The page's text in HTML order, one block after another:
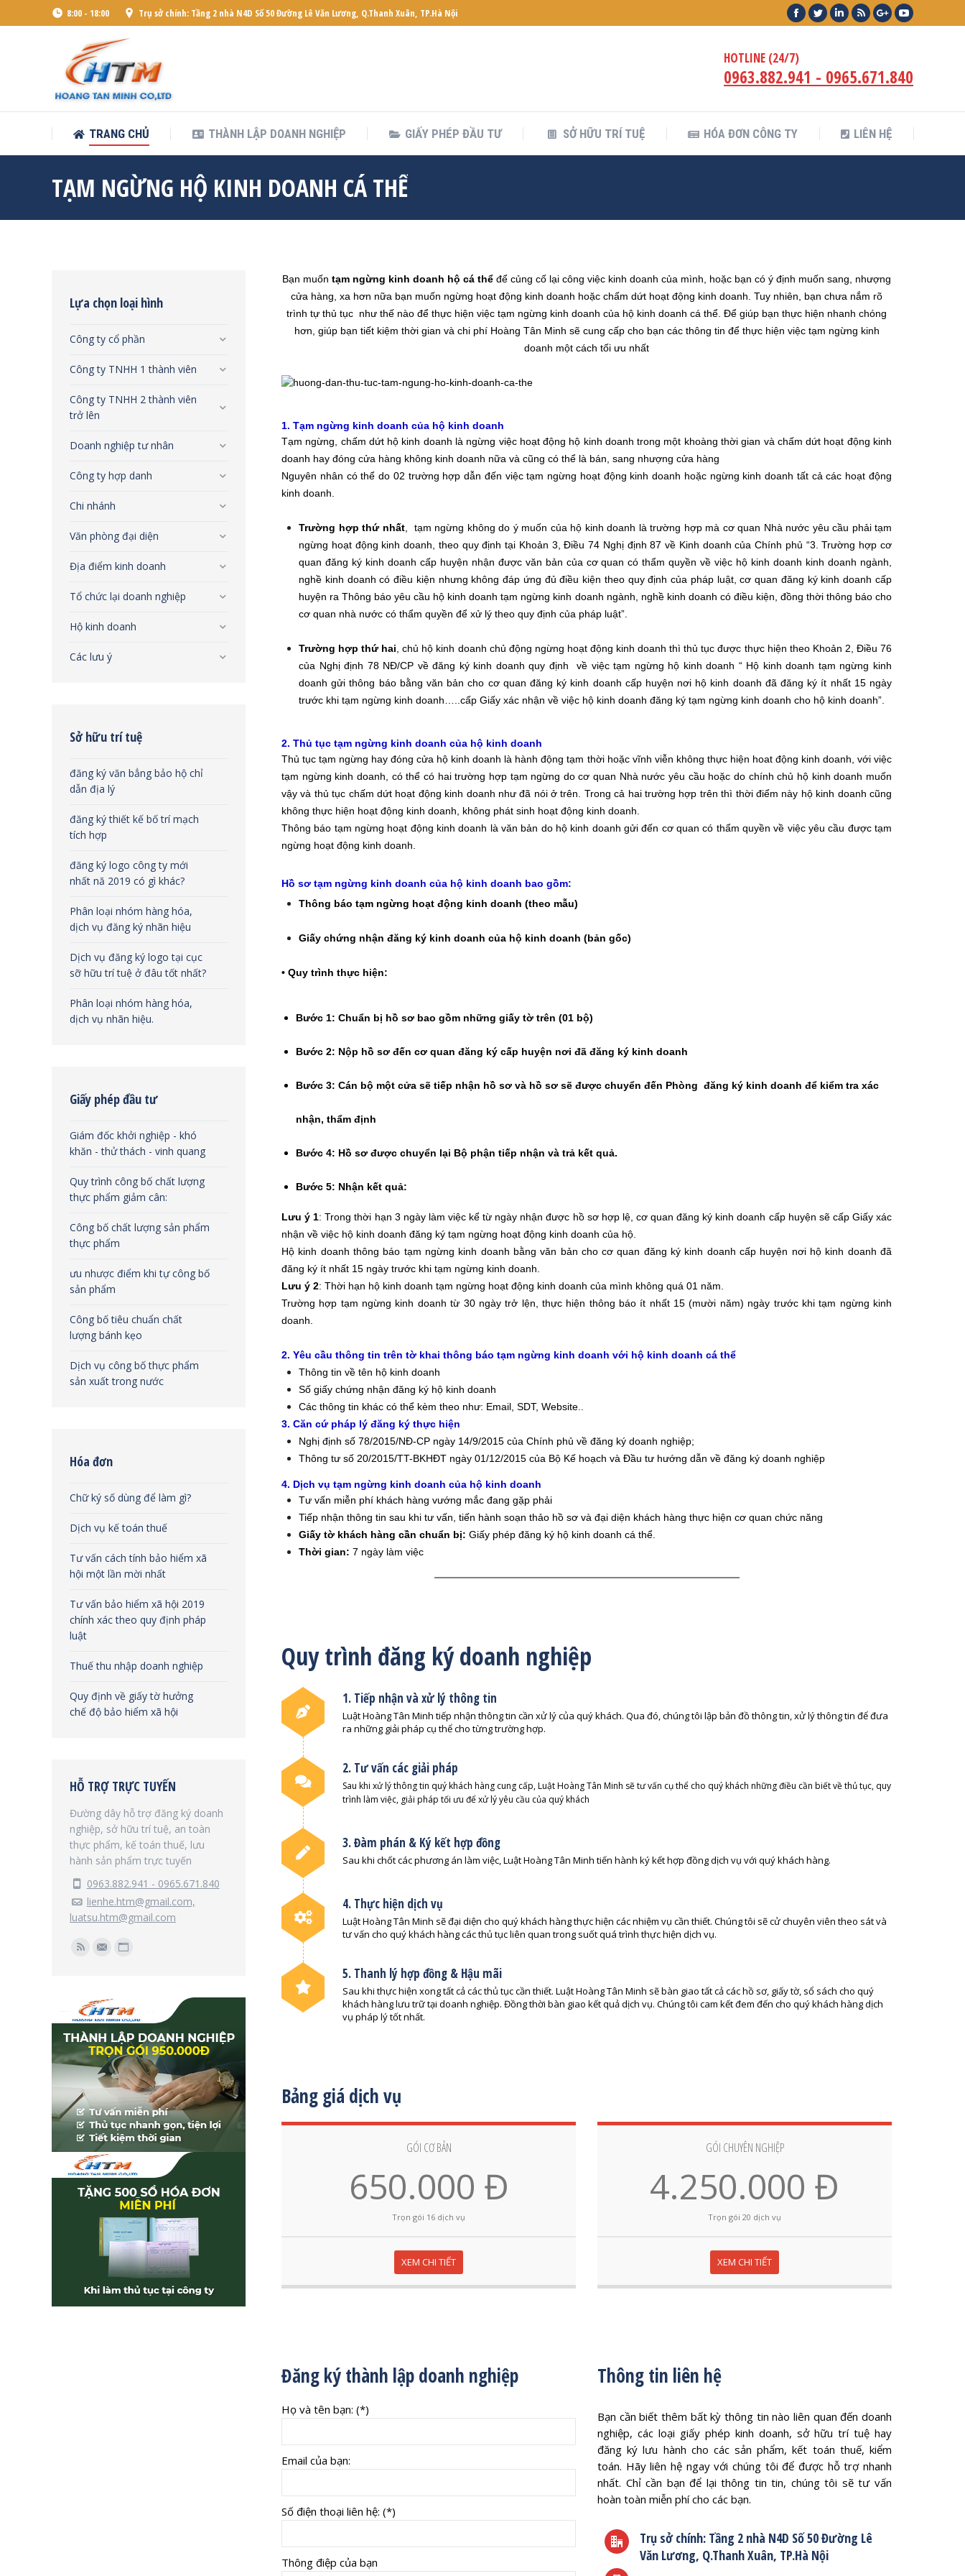
8:00 - 18:00 Trụ sở chính: Tầng 2 nhà N4D Số 50 Đường Lê Văn Lương, Q.Thanh Xuân, TP.Hà Nội Facebook
TwitterLinkedin
Rss Google+YouTube
HOTLINE (24/7)
0963.882.941 - 0965.671.840
TRANG CHỦ THÀNH LẬP DOANH NGHIỆP GIẤY PHÉP ĐẦU TƯ SỞ HỮU TRÍ TUỆ HÓA ĐƠN CÔNG TY LIÊN HỆ
TẠM NGỪNG HỘ KINH DOANH CÁ THỂ
Bạn muốn tạm ngừng kinh doanh hộ cá thể để củng cố lại công việc kinh doanh của mình, hoặc bạn có ý định muốn sang, nhượng
cửa hàng, xa hơn nữa bạn muốn ngừng hoạt động kinh doanh hoặc chấm dứt hoạt động kinh doanh. Tuy nhiên, bạn chưa nắm rõ
trình tự thủ tục như thế nào để thực hiện việc tạm ngừng kinh doanh của hộ kinh doanh cá thể. Để giúp bạn thực hiện nhanh chóng
hơn, giúp bạn tiết kiệm thời gian và chi phí Hoàng Tân Minh sẽ cung cấp cho bạn các thông tin để thực hiện việc tạm ngừng kinh
doanh một cách tối ưu nhất
1. Tạm ngừng kinh doanh của hộ kinh doanh
Tạm ngừng, chấm dứt hộ kinh doanh là ngừng việc hoạt động hộ kinh doanh trong một khoàng thời gian và chấm dứt hoạt động kinh
doanh hay đóng cửa hàng không kinh doanh nữa và cũng có thể là bán, sang nhượng cửa hàng
Nguyên nhân có thể do 02 trường hợp dẫn đến việc tạm ngừng hoạt động kinh doanh hoặc ngừng kinh doanh tất cả các hoạt động
kinh doanh.
Trường hợp thứ nhất, tạm ngừng không do ý muốn của hộ kinh doanh là trường hợp mà cơ quan Nhà nước yêu cầu phải tạm
ngừng hoạt động kinh doanh, theo quy định tại Khoản 3, Điều 74 Nghị định 87 về Kinh doanh của Chính phủ “3. Trường hợp cơ
quan đăng ký kinh doanh cấp huyện nhận được văn bản của cơ quan có thẩm quyền về việc hộ kinh doanh kinh doanh ngành,
nghề kinh doanh có điều kiện nhưng không đáp ứng đủ điều kiện theo quy định của pháp luật, cơ quan đăng ký kinh doanh cấp
huyện ra Thông báo yêu cầu hộ kinh doanh tạm ngừng kinh doanh ngành, nghề kinh doanh có điều kiện, đồng thời thông báo cho
cơ quan nhà nước có thẩm quyền để xử lý theo quy định của pháp luật”.
Trường hợp thứ hai , chủ hộ kinh doanh chủ động ngừng hoạt động kinh doanh thì thủ tục được thực hiện theo Khoản 2, Điều 76
của Nghị định 78 NĐ/CP về đăng ký kinh doanh quy định về việc tạm ngừng hộ kinh doanh “ Hộ kinh doanh tạm ngừng kinh
doanh gửi thông báo bằng văn bản cho cơ quan đăng ký kinh doanh cấp huyện nơi hộ kinh doanh đã đăng ký ít nhất 15 ngày
trước khi tạm ngừng kinh doanh…..cấp Giấy xác nhận về việc hộ kinh doanh đăng ký tạm ngừng kinh doanh cho hộ kinh doanh”.
2. Thủ tục tạm ngừng kinh doanh của hộ kinh doanh
Thủ tục tạm ngừng hay đóng cửa hộ kinh doanh là hành động tạm thời hoặc vĩnh viễn không thực hiện hoat động kinh doanh, với việc
tạm ngừng kinh doanh, có thể có hai trường hợp tạm ngừng do cơ quan Nhà nước yêu cầu hoặc do chính chủ hộ kinh doanh muốn
vậy và thủ tục chấm dứt hoạt động kinh doanh như đã nói ở trên. Trong cả hai trường hợp trên thì thời điểm này hộ kinh doanh cũng
không thực hiện hoạt động kinh doanh, không phát sinh hoạt động kinh doanh.
Thông báo tạm ngừng hoạt động kinh doanh là văn bản do hộ kinh doanh gửi đến cơ quan có thẩm quyền về việc yêu cầu được tạm
ngừng hoạt động kinh doanh.
Hồ sơ tạm ngừng kinh doanh của hộ kinh doanh bao gồm:
Thông báo tạm ngừng hoạt động kinh doanh (theo mẫu)
Giấy chứng nhận đăng ký kinh doanh của hộ kinh doanh (bản gốc)
• Quy trình thực hiện:
Bước 1: Chuẩn bị hồ sơ bao gồm những giấy tờ trên (01 bộ)
Bước 2: Nộp hồ sơ đến cơ quan đăng ký cấp huyện nơi đã đăng ký kinh doanh
Bước 3: Cán bộ một cửa sẽ tiếp nhận hồ sơ và hồ sơ sẽ được chuyển đến Phòng đăng ký kinh doanh để kiểm tra xác
nhận, thẩm định
Bước 4: Hồ sơ được chuyển lại Bộ phận tiếp nhận và trả kết quả.
Bước 5: Nhận kết quả:
Lưu ý 1: Trong thời hạn 3 ngày làm việc kể từ ngày nhận được hồ sơ hợp lệ, cơ quan đăng ký kinh doanh cấp huyện sẽ cấp Giấy xác
nhận về việc hộ kinh doanh đăng ký tạm ngừng hoạt động kinh doanh của hộ.
Hộ kinh doanh thông báo tạm ngừng kinh doanh bằng văn bản cho cơ quan đăng ký kinh doanh cấp huyện nơi hộ kinh doanh đã
đăng ký ít nhất 15 ngày trước khi tạm ngừng kinh doanh.
Lưu ý 2: Thời hạn hộ kinh doanh tạm ngừng hoạt động kinh doanh của mình không quá 01 năm.
Trường hợp tạm ngừng kinh doanh từ 30 ngày trở lện, thực hiện thông báo ít nhất 15 (mười năm) ngày trước khi tạm ngừng kinh
doanh.
2. Yêu cầu thông tin trên tờ khai thông báo tạm ngừng kinh doanh với hộ kinh doanh cá thể
Thông tin về tên hộ kinh doanh
Số giấy chứng nhận đăng ký hộ kinh doanh
Các thông tin khác có thể kèm theo như: Email, SDT, Website..
3. Căn cứ pháp lý đăng ký thực hiện
Nghị định số 78/2015/NĐ-CP ngày 14/9/2015 của Chính phủ về đăng ký doanh nghiệp;
Thông tư số 20/2015/TT-BKHĐT ngày 01/12/2015 của Bộ Kế hoạch và Đầu tư hướng dẫn về đăng ký doanh nghiệp
4. Dịch vụ tạm ngừng kinh doanh của hộ kinh doanh
Tư vấn miễn phí khách hàng vướng mắc đang gặp phải
Tiếp nhận thông tin sau khi tư vấn, tiến hành soạn thảo hồ sơ và đại diện khách hàng thực hiện cơ quan chức năng
Giấy tờ khách hàng cần chuẩn bị: Giấy phép đăng ký hộ kinh doanh cá thể.
Thời gian: 7 ngày làm việc
Quy trình đăng ký doanh nghiệp
1. Tiếp nhận và xử lý thông tin
Luật Hoàng Tân Minh tiếp nhận thông tin cần xử lý của quý khách. Qua đó, chúng tôi lập bản đồ thông tin, xử lý thông tin để đưa
ra những giải pháp cụ thể cho từng trường hợp.
2. Tư vấn các giải pháp
Sau khi xử lý thông tin quý khách hàng cung cấp, Luật Hoàng Tân Minh sẽ tư vấn cụ thể cho quý khách những điều cần biết về thủ tục, quy
trình làm việc, giải pháp tối ưu để xử lý yêu cầu của quý khách
3. Đàm phán & Ký kết hợp đồng
Sau khi chốt các phương án làm việc, Luật Hoàng Tân Minh tiến hành ký kết hợp đồng dịch vụ với quý khách hàng.
4. Thực hiện dịch vụ
Luật Hoàng Tân Minh sẽ đại diện cho quý khách hàng thực hiện các nhiệm vụ cần thiết. Chúng tôi sẽ cử chuyên viên theo sát và
tư vấn cho quý khách hàng các thủ tục liên quan trong suốt quá trình thực hiện dịch vụ.
5. Thanh lý hợp đồng & Hậu mãi
Sau khi thực hiện xong tất cả các thủ tục cần thiết. Luật Hoàng Tân Minh sẽ bàn giao tất cả các hồ sơ, giấy tờ, sổ sách cho quý
khách hàng lưu trữ tại doanh nghiệp. Đồng thời bàn giao kết quả dịch vụ. Chúng tôi cam kết đem đến cho quý khách hàng dịch
vụ pháp lý tốt nhất.
Bảng giá dịch vụ
GÓI CƠ BẢN
650.000 Đ
Trọn gói 16 dịch vụ
XEM CHI TIẾT
GÓI CHUYÊN NGHIỆP
4.250.000 Đ
Trọn gói 20 dịch vụ
XEM CHI TIẾT
Đăng ký thành lập doanh nghiệp
Họ và tên bạn: (*)
Email của bạn:
Số điện thoại liên hệ: (*)
Thông điệp của bạn
Thông tin liên hệ
Bạn cần biết thêm bất kỳ thông tin nào liên quan đến doanh
nghiệp, các loại giấy phép kinh doanh, sở hữu trí tuệ hay
đăng ký lưu hành cho các sản phẩm, kết toán thuế, kiểm
toán. Hãy liên hệ ngay với chúng tôi để được hỗ trợ nhanh
nhất. Chỉ cần bạn để lại thông tin tin, chúng tôi sẽ tư vấn
hoàn toàn miễn phí cho các bạn.
Trụ sở chính: Tầng 2 nhà N4D Số 50 Đường Lê
Văn Lương, Q.Thanh Xuân, TP.Hà Nội
Lựa chọn loại hình
Công ty cổ phần
Công ty TNHH 1 thành viên
Công ty TNHH 2 thành viên
trở lên
Doanh nghiệp tư nhân
Công ty hợp danh
Chi nhánh
Văn phòng đại diện
Địa điểm kinh doanh
Tổ chức lại doanh nghiệp
Hộ kinh doanh
Các lưu ý
Sở hữu trí tuệ
đăng ký văn bẳng bảo hộ chỉ
dẫn địa lý
đăng ký thiết kế bố trí mạch
tích hợp
đăng ký logo công ty mới
nhất nă 2019 có gì khác?
Phân loại nhóm hàng hóa,
dịch vụ đăng ký nhãn hiệu
Dịch vụ đăng ký logo tại cục
sỡ hữu trí tuệ ở đâu tốt nhất?
Phân loại nhóm hàng hóa,
dịch vụ nhãn hiệu.
Giấy phép đầu tư
Giám đốc khởi nghiệp - khó
khăn - thử thách - vinh quang
Quy trình công bố chất lượng
thực phẩm giảm cân:
Công bố chất lượng sản phẩm
thực phẩm
ưu nhược điểm khi tự công bố
sản phẩm
Công bố tiêu chuẩn chất
lượng bánh kẹo
Dịch vụ công bố thực phẩm
sản xuất trong nước
Hóa đơn
Chữ ký số dùng để làm gì?
Dịch vụ kế toán thuế
Tư vấn cách tính bảo hiểm xã
hội một lần mời nhất
Tư vấn bảo hiểm xã hội 2019
chính xác theo quy định pháp
luật
Thuế thu nhập doanh nghiệp
Quy định về giấy tờ hưởng
chế độ bảo hiểm xã hội
HỖ TRỢ TRỰC TUYẾN
Đường dây hỗ trợ đăng ký doanh
nghiệp, sở hữu trí tuệ, an toàn
thực phẩm, kế toán thuế, lưu
hành sản phẩm trực tuyến
0963.882.941 - 0965.671.840
lienhe.htm@gmail.com,
luatsu.htm@gmail.com
Find us on:
MailWebsite
TRANG CHỦ THÀNH LẬP DOANH NGHIỆP GIẤY PHÉP ĐẦU TƯ SỞ HỮU TRÍ TUỆ HÓA ĐƠN CÔNG TY LIÊN HỆ